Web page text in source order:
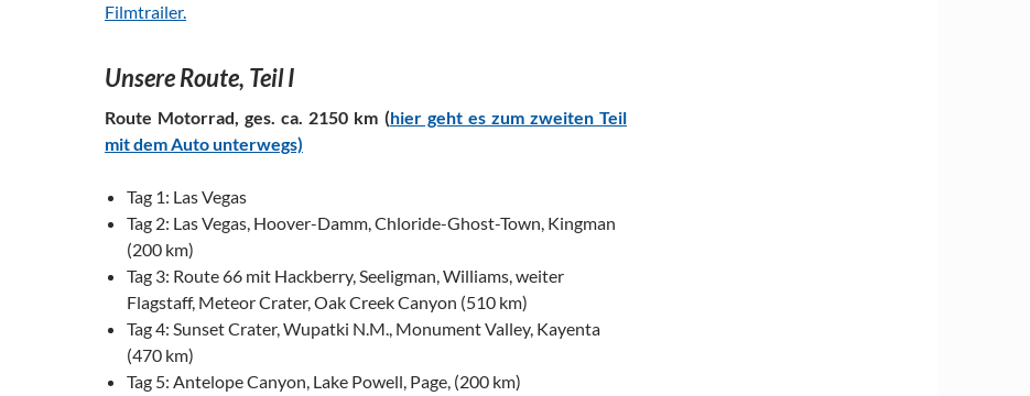
Filmtrailer.
Unsere Route, Teil I
Route Motorrad, ges. ca. 2150 km (hier geht es zum zweiten Teil
mit dem Auto unterwegs)
Tag 1: Las Vegas
Tag 2: Las Vegas, Hoover-Damm, Chloride-Ghost-Town, Kingman
(200 km)
Tag 3: Route 66 mit Hackberry, Seeligman, Williams, weiter
Flagstaff, Meteor Crater, Oak Creek Canyon (510 km)
Tag 4: Sunset Crater, Wupatki N.M., Monument Valley, Kayenta
(470 km)
Tag 5: Antelope Canyon, Lake Powell, Page, (200 km)